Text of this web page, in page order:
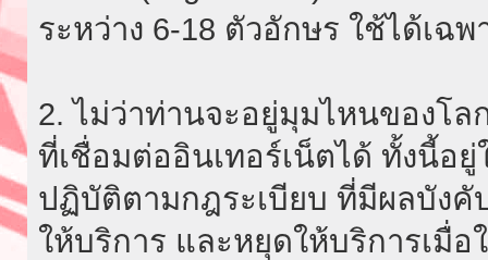
ระหว่าง 6-18 ตัวอักษร ใช้ได้เฉ
2. ไม่ว่าท่านจะอยู่มุมไหนของโล
ที่เชื่อมต่ออินเทอร์เน็ตได้ ทั้งนี้อ
ปฏิบัติตามกฎระเบียบ ที่มีผลบังคั
ให้บริการ และหยุดให้บริการเมื่